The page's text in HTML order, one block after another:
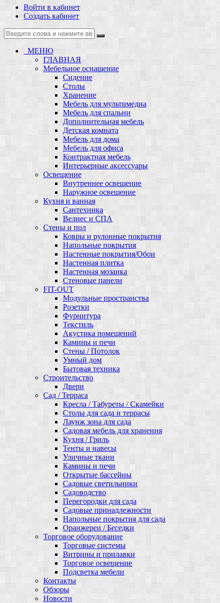
Войти в кабинет
Создать кабинет
МЕНЮ
ГЛАВНАЯ
Мебельное оснащение
Сидение
Столы
Хранение
Мебель для мультимедиа
Мебель для спальни
Дополнительная мебель
Детская комната
Мебель для дома
Мебель для офиса
Контрактная мебель
Интерьерные аксессуары
Освещение
Внутреннее освещение
Наружное освещение
Кухня и ванная
Сантехника
Велнес и СПА
Стены и пол
Ковры и рулонные покрытия
Напольные покрытия
Настенные покрытия/Обои
Настенная плитка
Настенная мозаика
Стеновые панели
FIT-OUT
Модульные пространства
Розетки
Фурнитура
Текстиль
Акустика помещений
Камины и печи
Стены / Потолок
Умный дом
Бытовая техника
Строительство
Двери
Сад / Терраса
Кресла / Табуреты / Скамейки
Столы для сада и террасы
Лаунж зона для сада
Садовая мебель для хранения
Кухня / Гриль
Тенты и навесы
Уличные ткани
Камины и печи
Открытые бассейны
Садовые светильники
Садоводство
Перегородки для сада
Садовые принадлежности
Напольные покрытия для сада
Оранжереи / Беседки
Торговое оборудование
Торговые системы
Витрины и прилавки
Торговое освещение
Подсветка мебели
Контакты
Обзоры
Новости